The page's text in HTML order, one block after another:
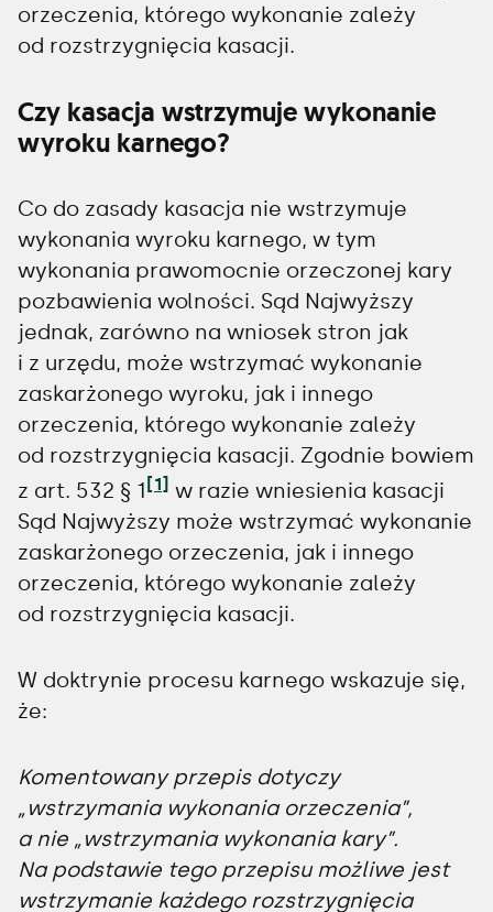
orzeczenia, którego wykonanie zależy
od rozstrzygnięcia kasacji.
Czy kasacja wstrzymuje wykonanie
wyroku karnego?
Co do zasady kasacja nie wstrzymuje
wykonania wyroku karnego, w tym
wykonania prawomocnie orzeczonej kary
pozbawienia wolności. Sąd Najwyższy
jednak, zarówno na wniosek stron jak
i z urzędu, może wstrzymać wykonanie
zaskarżonego wyroku, jak i innego
orzeczenia, którego wykonanie zależy
od rozstrzygnięcia kasacji. Zgodnie bowiem
z art. 532 § 1 [1] w razie wniesienia kasacji
Sąd Najwyższy może wstrzymać wykonanie
zaskarżonego orzeczenia, jak i innego
orzeczenia, którego wykonanie zależy
od rozstrzygnięcia kasacji.
W doktrynie procesu karnego wskazuje się,
że:
Komentowany przepis dotyczy
„wstrzymania wykonania orzeczenia”,
a nie „wstrzymania wykonania kary”.
Na podstawie tego przepisu możliwe jest
wstrzymanie każdego rozstrzygnięcia